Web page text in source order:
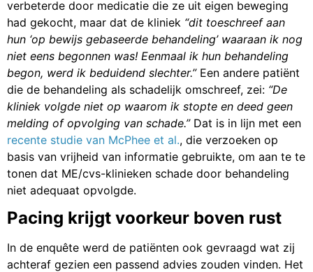
verbeterde door medicatie die ze uit eigen beweging
had gekocht, maar dat de kliniek “dit toeschreef aan
hun ‘op bewijs gebaseerde behandeling’ waaraan ik nog
niet eens begonnen was! Eenmaal ik hun behandeling
begon, werd ik beduidend slechter.” Een andere patiënt
die de behandeling als schadelijk omschreef, zei: “De
kliniek volgde niet op waarom ik stopte en deed geen
melding of opvolging van schade.” Dat is in lijn met een
recente studie van McPhee et al., die verzoeken op
basis van vrijheid van informatie gebruikte, om aan te te
tonen dat ME/cvs-klinieken schade door behandeling
niet adequaat opvolgde.
Pacing krijgt voorkeur boven rust
In de enquête werd de patiënten ook gevraagd wat zij
achteraf gezien een passend advies zouden vinden. Het